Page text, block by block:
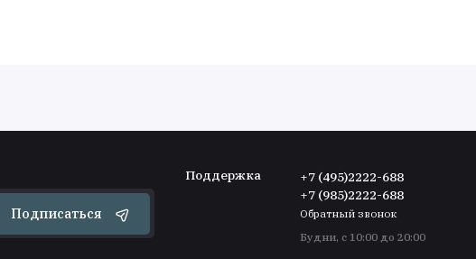
Подписаться
Поддержка
+7 (495)2222-688
+7 (985)2222-688
Обратный звонок
Будни, с 10:00 до 20:00